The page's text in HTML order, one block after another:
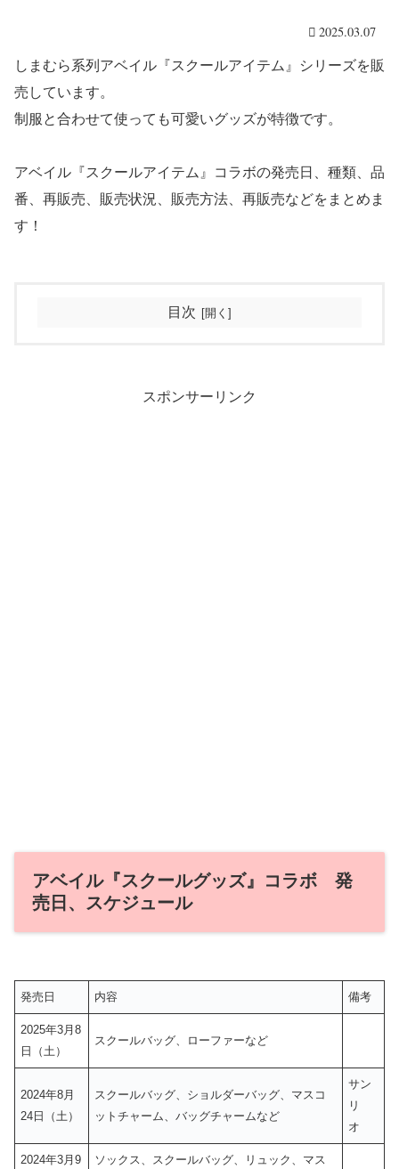
2025.03.07
しまむら系列アベイル『スクールアイテム』シリーズを販
売しています。
制服と合わせて使っても可愛いグッズが特徴です。
アベイル『スクールアイテム』コラボの発売日、種類、品
番、再販売、販売状況、販売方法、再販売などをまとめま
す！
目次
スポンサーリンク
アベイル『スクールグッズ』コラボ 発
売日、スケジュール
発売日 内容 備考
2025年3月8
日（土）
スクールバッグ、ローファーなど
2024年8月
24日（土）
スクールバッグ、ショルダーバッグ、マスコ
ットチャーム、バッグチャームなど
サン
リ
オ
2024年3月9
ソックス、スクールバッグ、リュック、マス